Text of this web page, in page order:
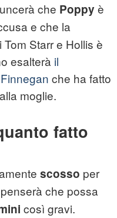
che Poppy è
e che la
Starr e Hollis è
esalterà il
che ha fatto
moglie.
fatto
scosso per
che possa
così gravi.